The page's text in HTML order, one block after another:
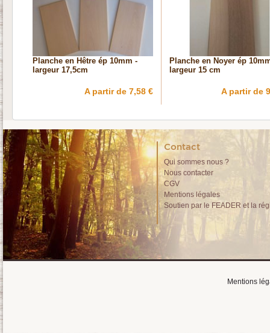
Planche en Hêtre ép 10mm -
largeur 17,5cm
A partir de 7,58 €
Planche en Noyer ép
largeur 15 cm
A partir de
Contact
Qui sommes nous ?
Nous contacter
CGV
Mentions légales
Soutien par le FEADER et la
Mentions